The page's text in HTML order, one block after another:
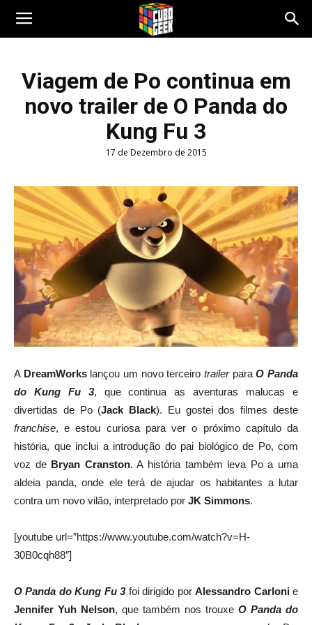
Viagem de Po continua em
novo trailer de O Panda do
Kung Fu 3
17 de Dezembro de 2015
A DreamWorks lançou um novo terceiro trailerparaO Panda
do Kung Fu 3, que continua as aventuras malucas
e
divertidas de Po (Jack Black). Eu gostei dos filmes deste
franchise, e estou curiosa para ver o próximo capítulo da
história, que inclui a introdução do pai biológico de Po, com
voz de Bryan Cranston. A história também leva Po a uma
aldeia panda, onde ele terá de ajudar os habitantes a lutar
contra um novo vilão, interpretado por JK Simmons.
[youtube url=”https://www.youtube.com/watch?v=H-
30B0cqh88″]
O Panda do Kung Fu 3 foi dirigido porAlessandro Carlonie
Jennifer Yuh Nelson, que também nos trouxe O Panda do